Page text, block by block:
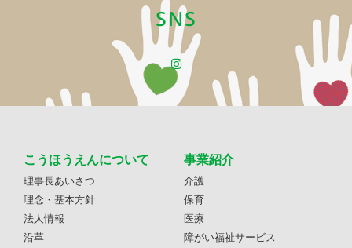
SNS
こうほうえんについて
理事長あいさつ
理念・基本方針
法人情報
沿革
事業紹介
介護
保育
医療
障がい福祉サービス